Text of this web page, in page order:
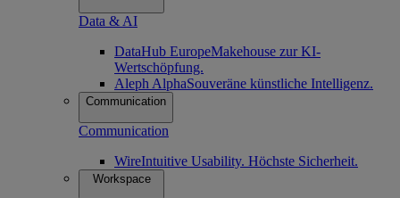
Data & AI
DataHub EuropeMakehouse zur KI-
Wertschöpfung.
Aleph AlphaSouveräne künstliche Intelligenz.
Communication
Communication
WireIntuitive Usability. Höchste Sicherheit.
Workspace